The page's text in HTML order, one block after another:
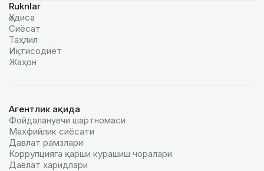
Ruknlar
Ҳодиса
Сиёсат
Таҳлил
Иқтисодиёт
Жаҳон
Агентлик ҳақида
Фойдаланувчи шартномаси
Махфийлик сиёсати
Давлат рамзлари
Коррупцияга қарши курашиш чоралари
Давлат харидлари